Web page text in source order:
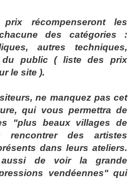
les
des catégories :
autres techniques,
public ( liste des prix
le site ).
ne manquez pas cet
qui vous permettra de
"plus beaux villages de
des artistes
dans leurs ateliers.
de voir la grande
vendéennes" qui